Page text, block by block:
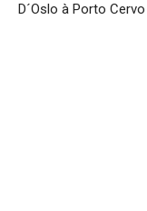
D´Oslo à Porto Cervo